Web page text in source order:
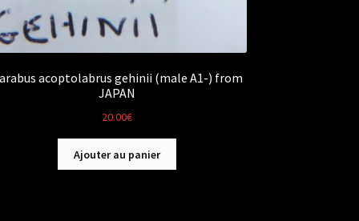
acoptolabrus gehinii (male A1-) from
JAPAN
20.00€
Ajouter au panier